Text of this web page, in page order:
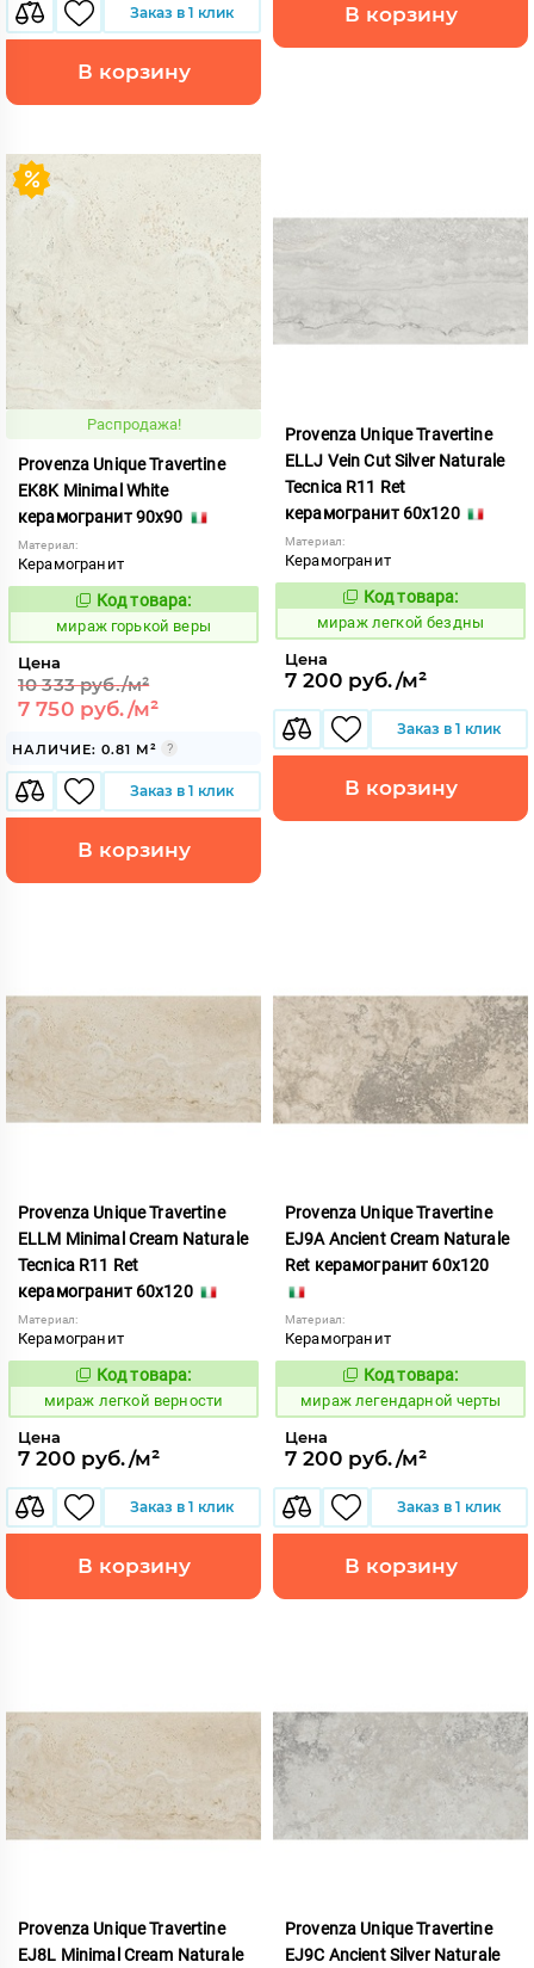
Заказ в 1 клик
В корзину
В корзину
Распродажа!
Provenza Unique Travertine
EK8K Minimal White
керамогранит 90x90
Материал:
Керамогранит
986883
Код товара:
мираж горькой веры
Цена
10 333 руб./м²
7 750 руб./м²
НАЛИЧИЕ: 0.81 М²
Заказ в 1 клик
В корзину
Provenza Unique Travertine
ELLJ Vein Cut Silver Naturale
Tecnica R11 Ret
керамогранит 60x120
Материал:
Керамогранит
989877
Код товара:
мираж легкой бездны
Цена
7 200 руб./м²
Заказ в 1 клик
В корзину
Provenza Unique Travertine
ELLM Minimal Cream Naturale
Tecnica R11 Ret
керамогранит 60x120
Материал:
Керамогранит
989881
Код товара:
мираж легкой верности
Цена
7 200 руб./м²
Заказ в 1 клик
В корзину
Provenza Unique Travertine
EJ9A Ancient Cream Naturale
Ret керамогранит 60x120
Материал:
Керамогранит
989870
Код товара:
мираж легендарной черты
Цена
7 200 руб./м²
Заказ в 1 клик
В корзину
Provenza Unique Travertine
EJ8L Minimal Cream Naturale
Provenza Unique Travertine
EJ9C Ancient Silver Naturale